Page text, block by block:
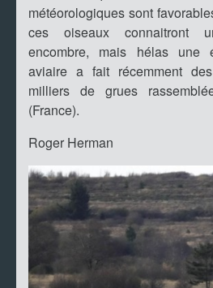
météorologiques sont
ces oiseaux connaitront
encombre, mais hélas une
aviaire a fait récemment
milliers de grues
(France).
Roger Herman